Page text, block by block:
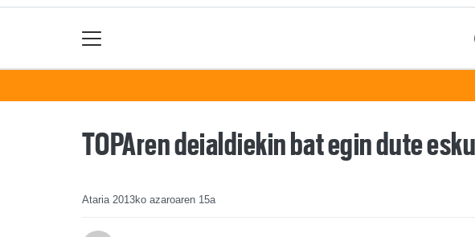
TOPAren deialdiekin bat egin dute
Ataria 2013ko azaroaren 15a